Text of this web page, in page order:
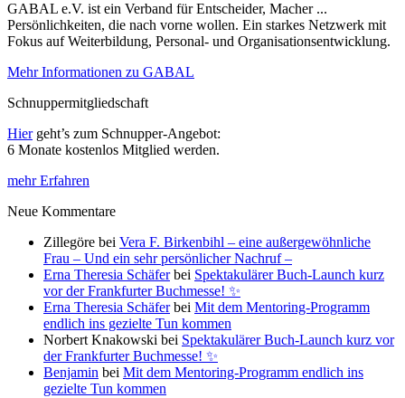
GABAL e.V. ist ein Verband für Entscheider, Macher ...
Persönlichkeiten, die nach vorne wollen. Ein starkes Netzwerk mit
Fokus auf Weiterbildung, Personal- und Organisationsentwicklung.
Mehr Informationen zu GABAL
Schnuppermitgliedschaft
Hiergeht’s zum Schnupper-Angebot:
6 Monate kostenlos Mitglied werden.
mehr Erfahren
Neue Kommentare
Zillegöre bei Vera F. Birkenbihl – eine außergewöhnliche
Frau – Und ein sehr persönlicher Nachruf –
Erna Theresia Schäferbei Spektakulärer Buch-Launch kurz
vor der Frankfurter Buchmesse! ✨
Erna Theresia Schäferbei Mit dem Mentoring-Programm
endlich ins gezielte Tun kommen
Norbert Knakowski bei Spektakulärer Buch-Launch kurz vor
der Frankfurter Buchmesse! ✨
Benjamin bei Mit dem Mentoring-Programm endlich ins
gezielte Tun kommen